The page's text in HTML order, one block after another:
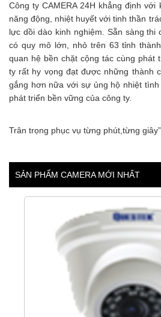
Công ty CAMERA 24H khẳng định với
năng động, nhiệt huyết với tinh thần
lực dồi dào kinh nghiệm. Sẵn sàng thi
có quy mô lớn, nhỏ trên 63 tỉnh
quan hệ bền chặt cộng tác cùng phát
ty rất hy vọng đạt được những thành
gắng hơn nữa với sự ủng hộ nhiệt
phát triển bền vững của công ty.
Với
Trân trọng phục vụ từng phút,từng giây”
SẢN PHẨM CAMERA MỚI NHẤT